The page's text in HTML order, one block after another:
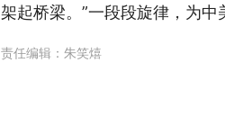
架起桥梁。”一段段旋律，为中
责任编辑： 朱笑熺